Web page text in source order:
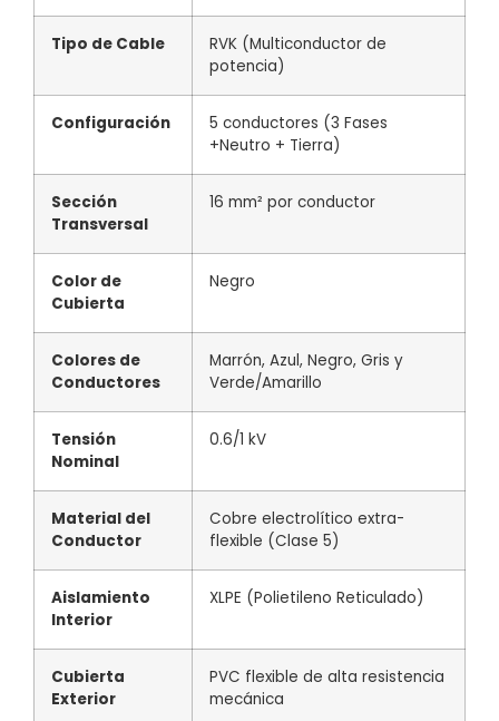
Tipo de Cable
RVK (Multiconductor de
potencia)
Configuración 5 conductores (3 Fases
+Neutro + Tierra)
Sección
Transversal
16 mm² por conductor
Color de
Cubierta
Negro
Colores de
Conductores
Marrón, Azul, Negro, Gris y
Verde/Amarillo
Tensión
Nominal
0.6/1 kV
Material del
Conductor
Cobre electrolítico extra-
flexible (Clase 5)
Aislamiento
Interior
XLPE (Polietileno Reticulado)
Cubierta
Exterior
PVC flexible de alta resistencia
mecánica